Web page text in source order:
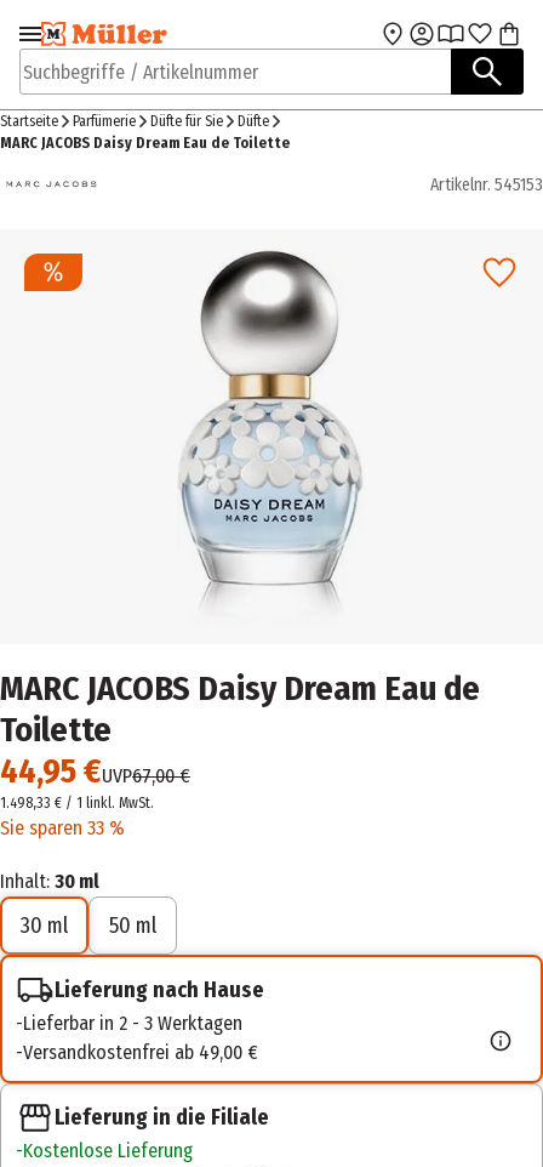
Zur Navigation
springen
Zum Hauptinhalt
Suchbegriffe / Artikelnummer
Startseite Parfümerie Düfte für Sie
Düfte
MARC JACOBS Daisy Dream Eau de Toilette
Artikelnr. 545153
MARC JACOBS Daisy Dream Eau de
Toilette
44,95 €UVP67,00 €
1.498,33 € / 1 linkl. MwSt.
Sie sparen 33 %
Inhalt: 30 ml
30 ml 50 ml
Lieferung nach Hause
Lieferbar in 2 - 3 Werktagen
Versandkostenfrei ab 49,00 €
Lieferung in die Filiale
Kostenlose Lieferung